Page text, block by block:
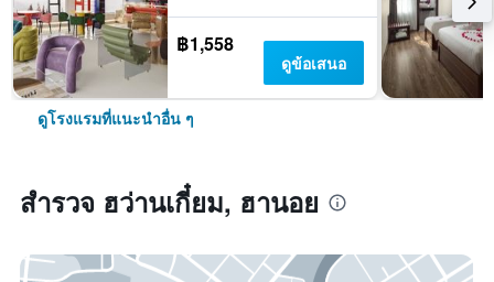
฿1,558
ดูข้อเสนอ
ดูโรงแรมที่แนะนำอื่น ๆ
สำรวจ ฮว่านเกี๋ยม, ฮานอย